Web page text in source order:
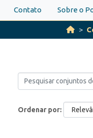
Contato Sobre o
Ordenar por